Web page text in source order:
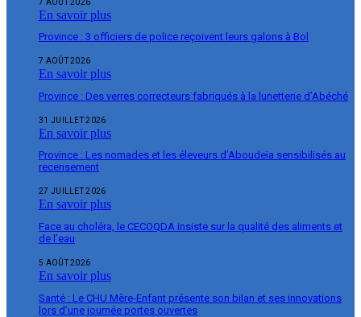
En savoir plus
Province : 3 officiers de police reçoivent leurs galons à Bol
7 AOÛT 2026
En savoir plus
Province : Des verres correcteurs fabriqués à la lunetterie d’Abéché
31 JUILLET 2026
En savoir plus
Province : Les nomades et les éleveurs d’Aboudeïa sensibilisés au
recensement
27 JUILLET 2026
En savoir plus
Face au choléra, le CECOQDA insiste sur la qualité des aliments et
de l’eau
5 AOÛT 2026
En savoir plus
Santé : Le CHU Mère-Enfant présente son bilan et ses innovations
lors d’une journée portes ouvertes